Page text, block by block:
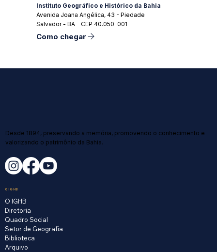
Instituto Geográfico e Histórico da Bahia
Avenida Joana Angélica, 43 - Piedade
Salvador - BA - CEP 40.050-001
Como chegar
Desde 1894, preservando a memória, promovendo o conhecimento e
valorizando o patrimônio da Bahia.
O IGHB
O IGHB
Diretoria
Quadro Social
Setor de Geografia
Biblioteca
Arquivo